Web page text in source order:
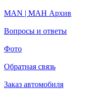
MAN | МАН Архив
Вопросы и ответы
Фото
Обратная связь
Заказ автомобиля